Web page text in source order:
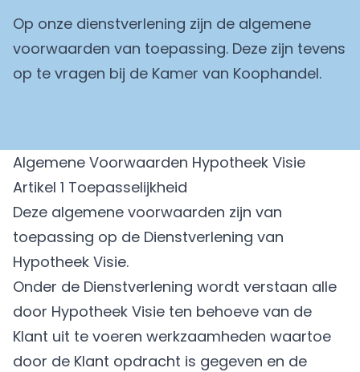
Op onze dienstverlening zijn de algemene
voorwaarden van toepassing. Deze zijn tevens
op te vragen bij de Kamer van Koophandel.
Algemene Voorwaarden Hypotheek Visie
Artikel 1 Toepasselijkheid
Deze algemene voorwaarden zijn van
toepassing op de Dienstverlening van
Hypotheek Visie.
Onder de Dienstverlening wordt verstaan alle
door Hypotheek Visie ten behoeve van de
Klant uit te voeren werkzaamheden waartoe
door de Klant opdracht is gegeven en de